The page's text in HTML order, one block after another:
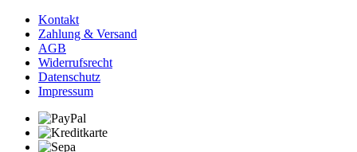
Kontakt
Zahlung & Versand
AGB
Widerrufsrecht
Datenschutz
Impressum